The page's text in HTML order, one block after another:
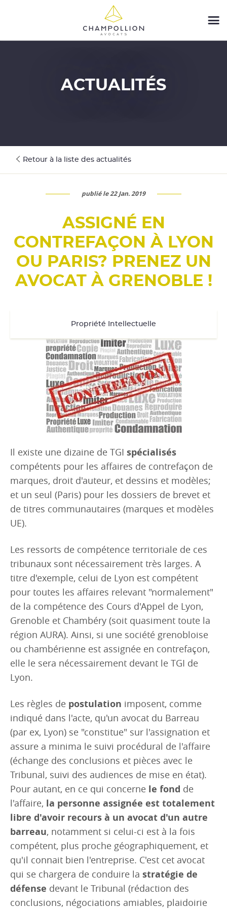
ACTUALITÉS
Retour à la liste des actualités
publié le 22 Jan. 2019
ASSIGNÉ EN
CONTREFAÇON À LYON
OU PARIS? PRENEZ UN
AVOCAT À GRENOBLE !
Propriété Intellectuelle
Il existe une dizaine de TGI spécialisés
compétents pour les affaires de contrefaçon de
marques, droit d'auteur, et dessins et modèles;
et un seul (Paris) pour les dossiers de brevet et
de titres communautaires (marques et modèles
UE).
Les ressorts de compétence territoriale de ces
tribunaux sont nécessairement très larges. A
titre d'exemple, celui de Lyon est compétent
pour toutes les affaires relevant "normalement"
de la compétence des Cours d'Appel de Lyon,
Grenoble et Chambéry (soit quasiment toute la
région AURA). Ainsi, si une société grenobloise
ou chambérienne est assignée en contrefaçon,
elle le sera nécessairement devant le TGI de
Lyon.
Les règles de postulation imposent, comme
indiqué dans l'acte, qu'un avocat du Barreau
(par ex, Lyon) se "constitue" sur l'assignation et
assure a minima le suivi procédural de l'affaire
(échange des conclusions et pièces avec le
Tribunal, suivi des audiences de mise en état).
Pour autant, en ce qui concerne le fond de
l'affaire, la personne assignée est totalement
libre d'avoir recours à un avocat d'un autre
barreau, notamment si celui-ci est à la fois
compétent, plus proche géographiquement, et
qu'il connait bien l'entreprise. C'est cet avocat
qui se chargera de conduire la stratégie de
défense devant le Tribunal (rédaction des
conclusions, négociations amiables, plaidoirie